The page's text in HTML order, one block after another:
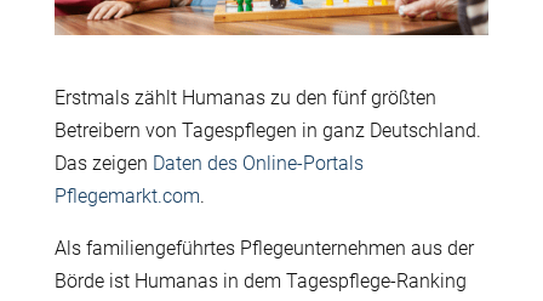
Erstmals zählt Humanas zu den fünf größten
Betreibern von Tagespflegen in ganz Deutschland.
Das zeigen Daten des Online-Portals
Pflegemarkt.com.
Als familiengeführtes Pflegeunternehmen aus der
Börde ist Humanas in dem Tagespflege-Ranking